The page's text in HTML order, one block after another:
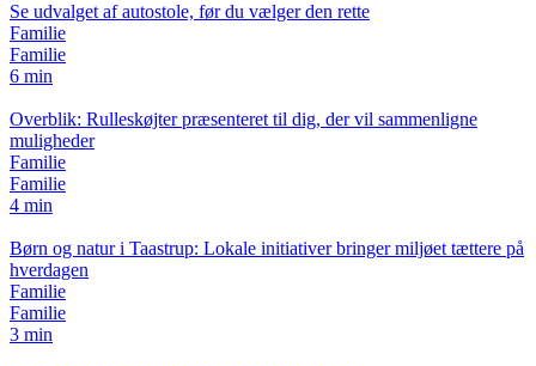
Se udvalget af autostole, før du vælger den rette
Familie
Familie
6 min
Overblik: Rulleskøjter præsenteret til dig, der vil sammenligne
muligheder
Familie
Familie
4 min
Børn og natur i Taastrup: Lokale initiativer bringer miljøet tættere på
hverdagen
Familie
Familie
3 min